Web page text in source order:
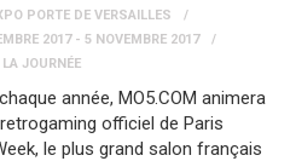
PORTE DE VERSAILLES
2017 - 5 NOVEMBRE 2017
JOURNÉE
année, MO5.COM animera
officiel de Paris
le plus grand salon français